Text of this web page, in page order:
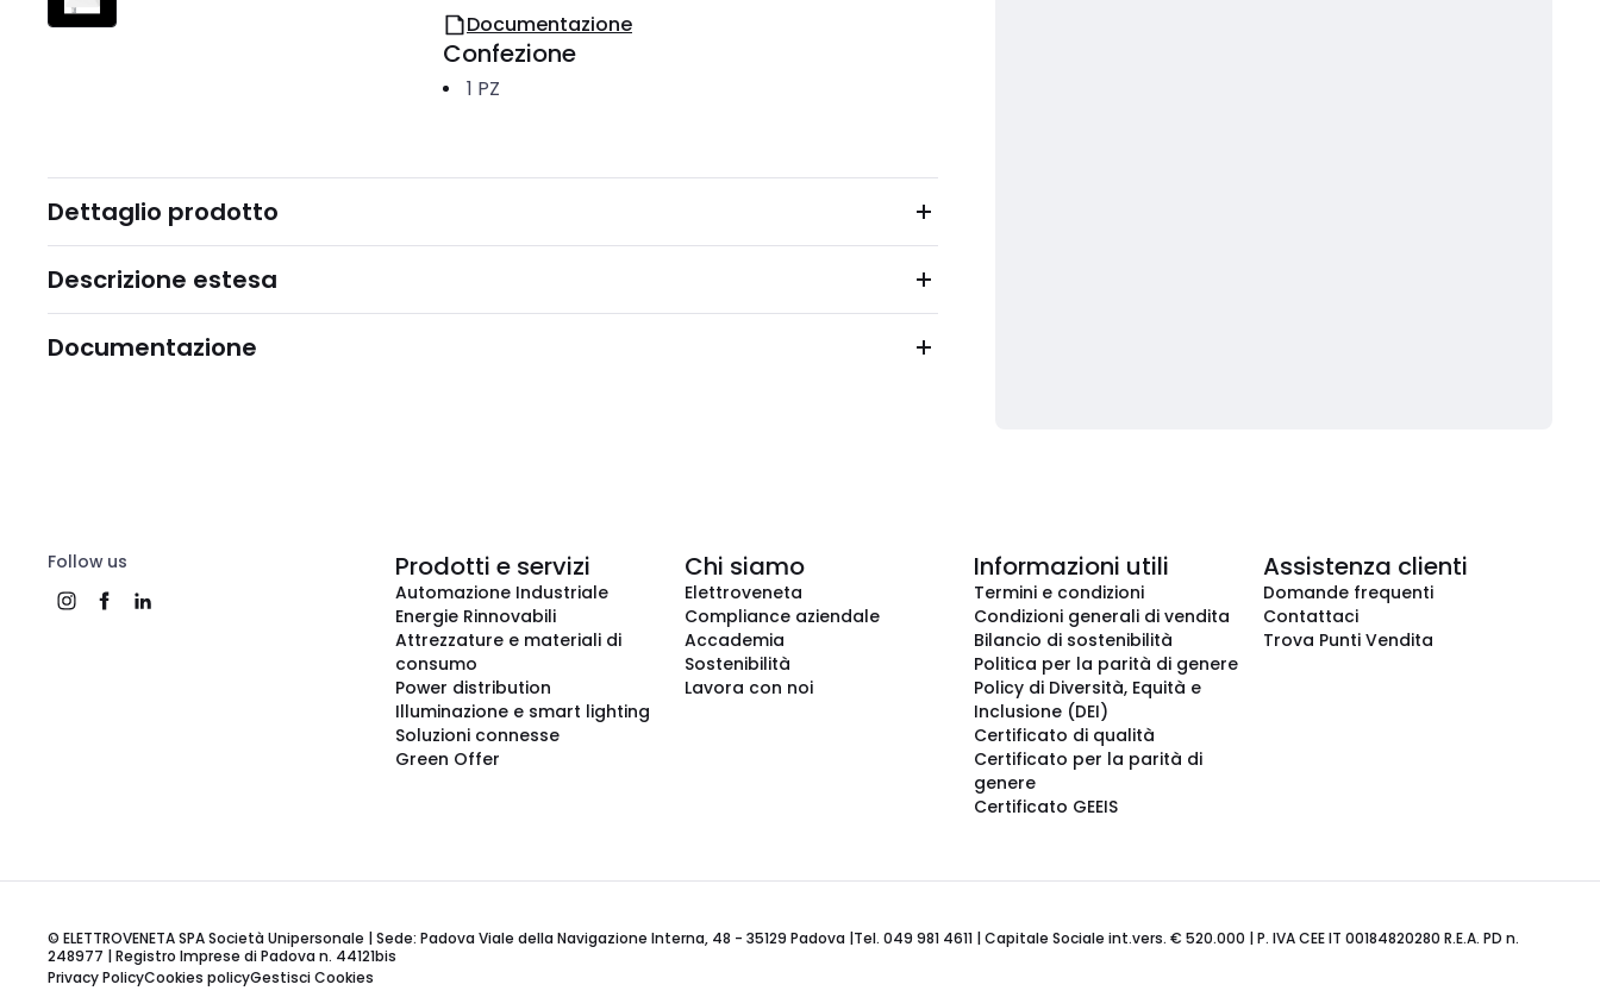
Documentazione
Confezione
1 PZ
Dettaglio prodotto
Descrizione estesa
Documentazione
Follow us Prodotti e servizi
Automazione Industriale
Energie Rinnovabili
Attrezzature e materiali di
consumo
Power distribution
Illuminazione e smart lighting
Soluzioni connesse
Green Offer
Chi siamo
Elettroveneta
Compliance aziendale
Accademia
Sostenibilità
Lavora con noi
Informazioni utili
Termini e condizioni
Condizioni generali di vendita
Bilancio di sostenibilità
Politica per la parità di genere
Policy di Diversità, Equità e
Inclusione (DEI)
Certificato di qualità
Certificato per la parità di
genere
Certificato GEEIS
Assistenza clienti
Domande frequenti
Contattaci
Trova Punti Vendita
© ELETTROVENETA SPA Società Unipersonale | Sede: Padova Viale della Navigazione Interna, 48 - 35129 Padova |Tel. 049 981 4611 | Capitale Sociale int.vers. € 520.000 | P. IVA CEE IT 00184820280 R.E.A. PD n.
248977 | Registro Imprese di Padova n. 44121bis
Privacy PolicyCookies policyGestisci Cookies